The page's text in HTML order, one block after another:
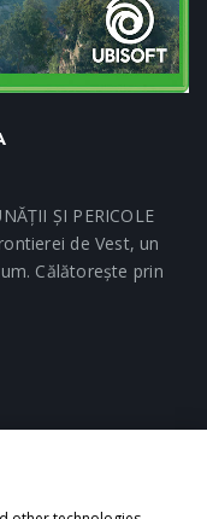
ȘI PERICOLE
de Vest, un
Călătorește prin